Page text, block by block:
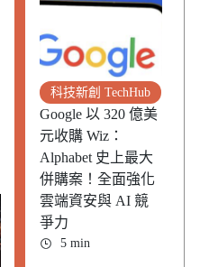
科技新創 TechHub
Google 以 320 億美
元收購 Wiz：
Alphabet 史上最大
併購案！全面強化
雲端資安與 AI 競
爭力
5 min